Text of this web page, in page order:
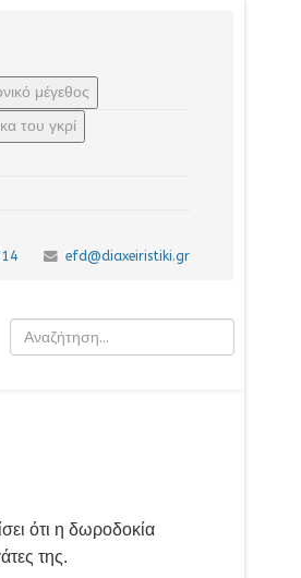
μέγεθος
του γκρί
efd@diaxeiristiki.gr
ότι η δωροδοκία
της.